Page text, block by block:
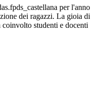
per l'anno
dei ragazzi. La gioia di
coinvolto studenti e docenti